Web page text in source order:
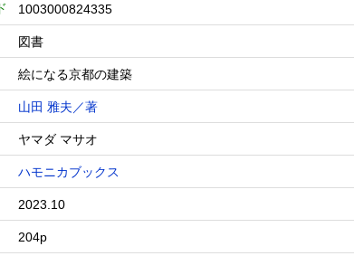
1003000824335
図書
絵になる京都の建築
山田 雅夫／著
ヤマダ マサオ
ハモニカブックス
2023.10
204p